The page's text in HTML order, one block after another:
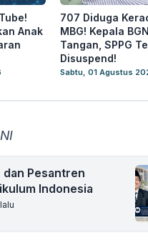
Anak
707 Diduga
MBG! Kepala
Tangan, SPPG
Disuspend!
Sabtu, 01 Agustus
Pesantren
Indonesia